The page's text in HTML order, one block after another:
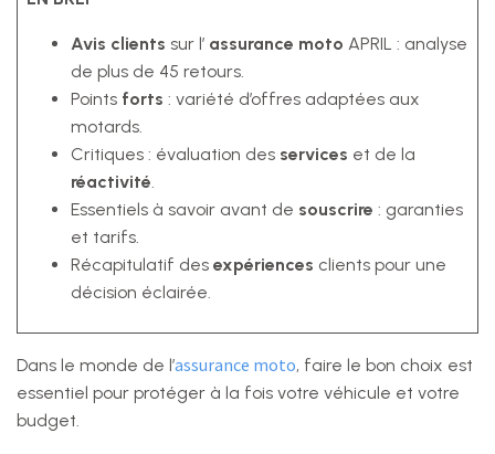
Avis clients sur l’ assurance moto APRIL : analyse
de plus de 45 retours.
Points forts : variété d’offres adaptées aux
motards.
Critiques : évaluation des services et de la
réactivité.
Essentiels à savoir avant de souscrire : garanties
et tarifs.
Récapitulatif des expériences clients pour une
décision éclairée.
Dans le monde de l’assurance moto, faire le bon choix est
essentiel pour protéger à la fois votre véhicule et votre
budget.